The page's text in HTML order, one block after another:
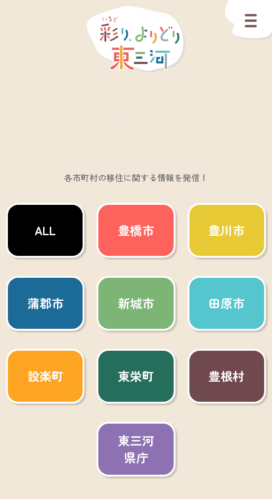
各市町村の移住に関する情報を発信！
ALL 豊橋市 豊川市
蒲郡市 新城市 田原市
設楽町 東栄町 豊根村
東三河
県庁